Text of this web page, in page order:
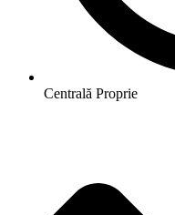
Centrală Proprie